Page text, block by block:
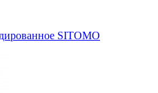
SITOMO